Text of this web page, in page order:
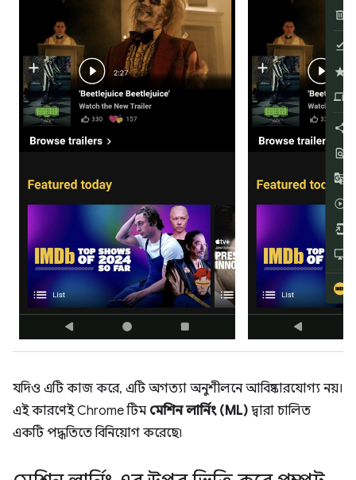
যদিও এটি কাজ করে, এটি অগত্যা অনুশীলনে আবিষ্কারযোগ্য নয়।
এই কারণেই Chrome টিম মেশিন লার্নিং (ML) দ্বারা চালিত
একটি পদ্ধতিতে বিনিয়োগ করেছে৷